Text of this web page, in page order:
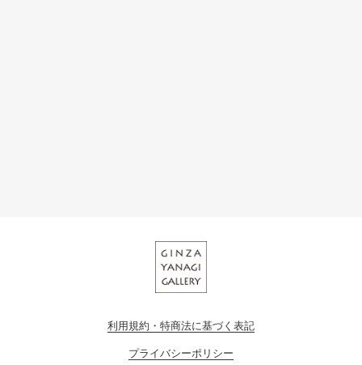
利用規約・特商法に基づく表記
プライバシーポリシー